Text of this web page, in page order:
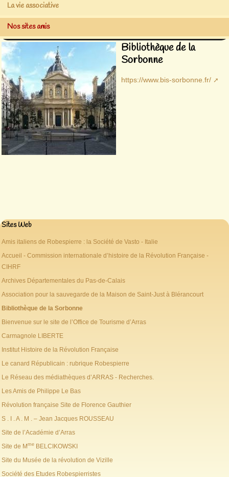
La vie associative
Nos sites amis
Bibliothèque de la
Sorbonne
https://www.bis-sorbonne.fr/
Sites Web
Amis italiens de Robespierre : la Société de Vasto - Italie
Accueil - Commission internationale d’histoire de la Révolution Française -
CIHRF
Archives Départementales du Pas-de-Calais
Association pour la sauvegarde de la Maison de Saint-Just à Blérancourt
Bibliothèque de la Sorbonne
Bienvenue sur le site de l’Office de Tourisme d’Arras
Carmagnole LIBERTE
Institut Histoire de la Révolution Française
Le canard Républicain : rubrique Robespierre
Le Réseau des médiathèques d’ARRAS - Recherches.
Les Amis de Philippe Le Bas
Révolution française Site de Florence Gauthier
S . I . A . M . – Jean Jacques ROUSSEAU
Site de l’Académie d’Arras
Site de Mme BELCIKOWSKI
Site du Musée de la révolution de Vizille
Société des Etudes Robespierristes